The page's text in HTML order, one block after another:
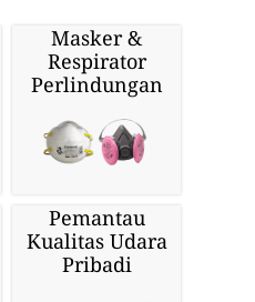
Masker &
Respirator
Perlindungan
Pemantau
Kualitas Udara
Pribadi